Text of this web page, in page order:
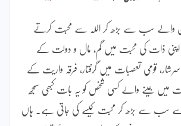
والے سب سے بڑھ کر اللہ سے محبت کرتے
اپنی ذات کی محبت میں گم، مال و دولت کے
قومی تعصبات میں گرفتار، فرقہ واریت کے
میں جینے والے کسی شخص کو یہ بات کبھی سمجھ
سے سب سے بڑھ کر محبت کیسے کی جاتی ہے۔ ہاں